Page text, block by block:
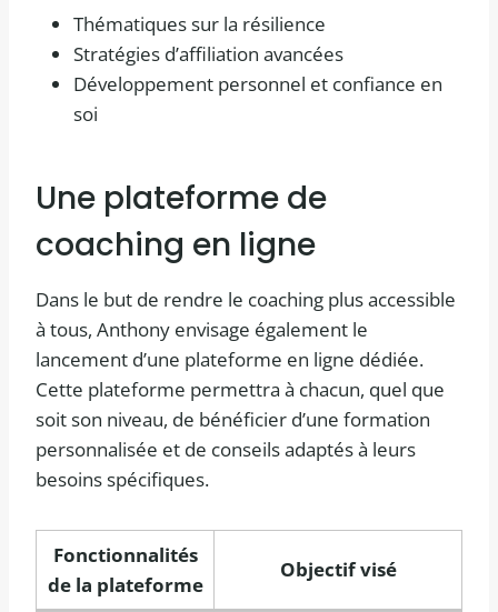
Thématiques sur la résilience
Stratégies d’affiliation avancées
Développement personnel et confiance en
soi
Une plateforme de
coaching en ligne
Dans le but de rendre le coaching plus accessible
à tous, Anthony envisage également le
lancement d’une plateforme en ligne dédiée.
Cette plateforme permettra à chacun, quel que
soit son niveau, de bénéficier d’une formation
personnalisée et de conseils adaptés à leurs
besoins spécifiques.
Fonctionnalités
de la plateforme
Objectif visé